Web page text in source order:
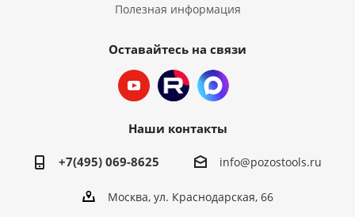
Полезная информация
Оставайтесь на связи
Наши контакты
+7(495) 069-8625 info@pozostools.ru
Москва, ул. Краснодарская, 66